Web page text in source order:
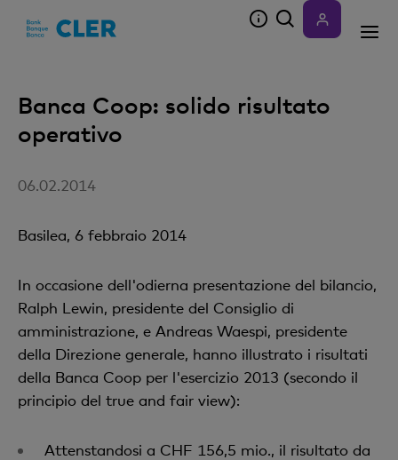
Banca Coop: solido risultato
operativo
06.02.2014
Basilea, 6 febbraio 2014
In occasione dell'odierna presentazione del bilancio,
Ralph Lewin, presidente del Consiglio di
amministrazione, e Andreas Waespi, presidente
della Direzione generale, hanno illustrato i risultati
della Banca Coop per l'esercizio 2013 (secondo il
principio del true and fair view):
Attenstandosi a CHF 156,5 mio., il risultato da